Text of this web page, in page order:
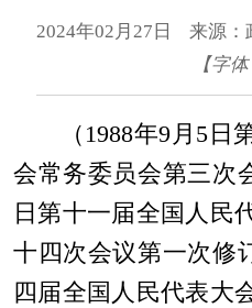
2024年02月27日 来源：
【字体
（1988年9月5
会常务委员会第三次
日第十一届全国人民
十四次会议第一次修
四届全国人民代表大